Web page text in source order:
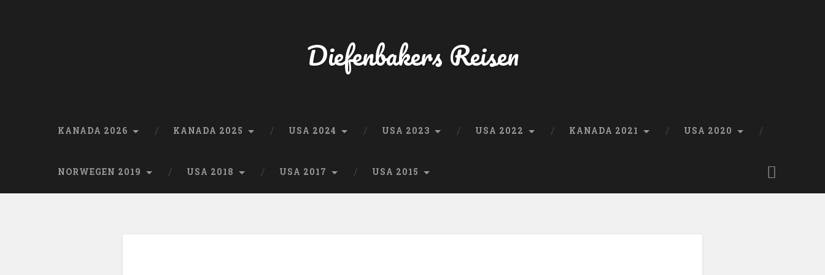
Diefenbakers Reisen
KANADA 2026 KANADA 2025 USA 2024 USA 2023 USA 2022 KANADA 2021 USA 2020
NORWEGEN 2019 USA 2018 USA 2017 USA 2015